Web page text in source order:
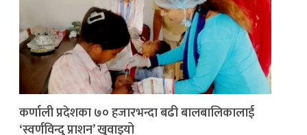
कर्णाली प्रदेशका ७० हजारभन्दा बढी बालबालिकालाई
‘स्वर्णविन्दु प्राशन’ खुवाइयो